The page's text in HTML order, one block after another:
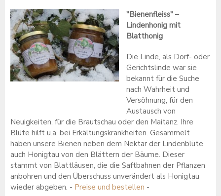
"Bienenfleiss" –
Lindenhonig mit
Blatthonig
Die Linde, als Dorf- oder
Gerichtslinde war sie
bekannt für die Suche
nach Wahrheit und
Versöhnung, für den
Austausch von
Neuigkeiten, für die Brautschau oder den Maitanz. Ihre
Blüte hilft u.a. bei Erkältungskrankheiten. Gesammelt
haben unsere Bienen neben dem Nektar der Lindenblüte
auch Honigtau von den Blättern der Bäume. Dieser
stammt von Blattläusen, die die Saftbahnen der Pflanzen
anbohren und den Überschuss unverändert als Honigtau
wieder abgeben. - Preise und bestellen -